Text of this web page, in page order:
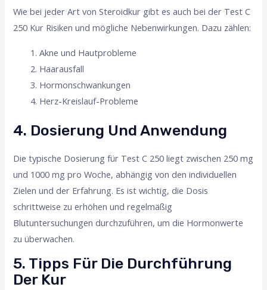
Wie bei jeder Art von Steroidkur gibt es auch bei der Test C
250 Kur Risiken und mögliche Nebenwirkungen. Dazu zählen:
Akne und Hautprobleme
Haarausfall
Hormonschwankungen
Herz-Kreislauf-Probleme
4. Dosierung Und Anwendung
Die typische Dosierung für Test C 250 liegt zwischen 250 mg
und 1000 mg pro Woche, abhängig von den individuellen
Zielen und der Erfahrung. Es ist wichtig, die Dosis
schrittweise zu erhöhen und regelmäßig
Blutuntersuchungen durchzuführen, um die Hormonwerte
zu überwachen.
5. Tipps Für Die Durchführung
Der Kur